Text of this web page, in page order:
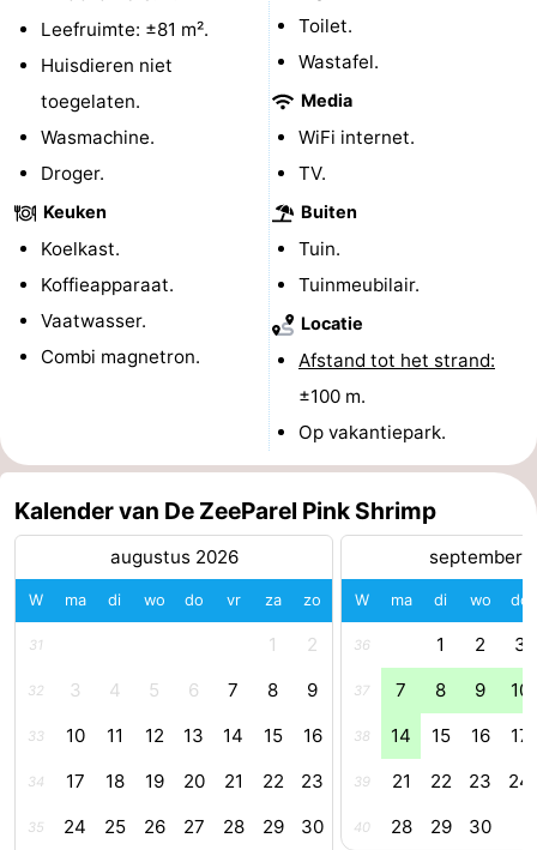
Nieuws
Medische
adressen
Regio
Noord-
Holland
-
Natuur
Schoorlse
Bergen
-
Egmond
aan
Zee
-
Noordhollands
duinreservaat
-
Wijk
Zee
-
Zuid-
Kennermerland
Amsterdam
Haarlem
Zandvoort
Zuid-
Leefruimte: ±81 m².
Huisdieren niet
toegelaten.
Wasmachine.
Droger.
Keuken
Koelkast.
Koffieapparaat.
Vaatwasser.
Combi magnetron.
Toilet.
Wastafel.
Media
WiFi internet.
TV.
Buiten
Tuin.
Tuinmeubilair.
Locatie
Afstand tot het strand:
±100 m.
Op vakantiepark.
Kalender van De ZeeParel Pink Shrimp
augustus 2026
W ma di wo do vr za zo
31 1 2
32 3 4 5 6 7 8 9
33 10 11 12 13 14 15 16
34 17 18 19 20 21 22 23
35 24 25 26 27 28 29 30
september
W ma di wo do
36 1 2 3
37 7 8 9 10
38 14 15 16 17
39 21 22 23 24
40 28 29 30